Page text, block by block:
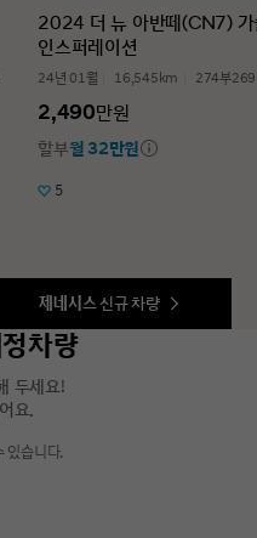
2024 더 뉴 아반떼(CN7)
인스퍼레이션
24년 01월 16,545km 274부
2,490만원
할부월 32만원
5
제네시스 신규 차량
차량
두세요!
요.
있습니다.